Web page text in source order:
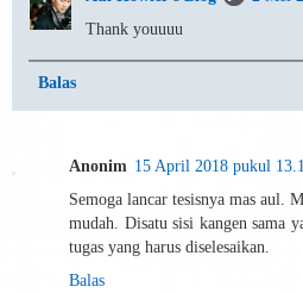
Thank youuuu
Balas
Anonim 15 April 2018 pukul
Semoga lancar tesisnya mas aul.
mudah. Disatu sisi kangen sama
tugas yang harus diselesaikan.
Balas